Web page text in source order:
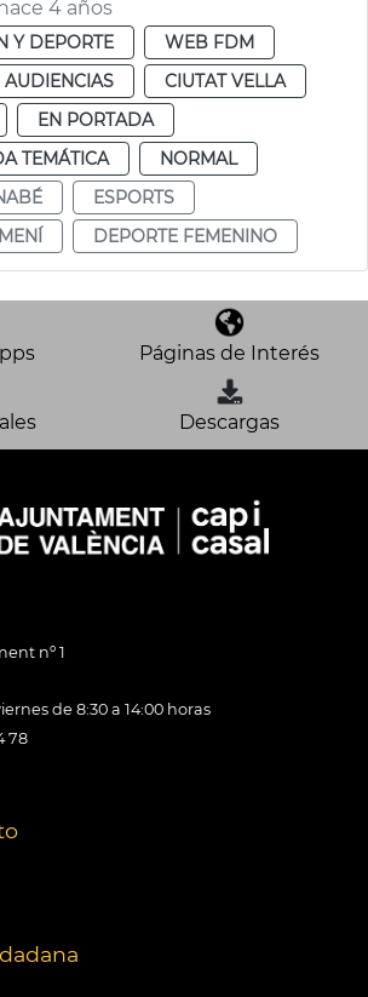
4 años
Y DEPORTE
WEB FDM
CIUTAT VELLA
EN PORTADA
TEMÁTICA
NORMAL
ESPORTS
DEPORTE FEMENINO
Páginas de Interés
Descargas
nº 1
de 8:30 a 14:00 horas
78